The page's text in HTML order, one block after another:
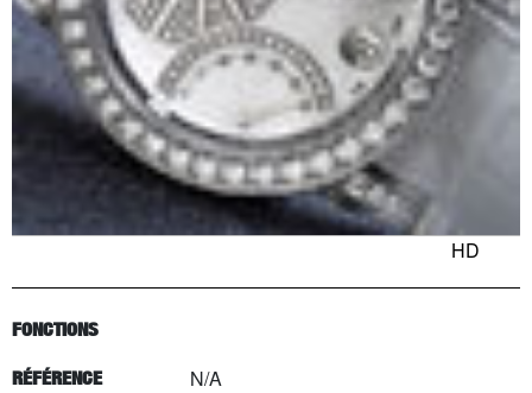
HD
FONCTIONS
RÉFÉRENCE N/A